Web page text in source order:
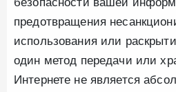
предотвращения
использования или
один метод передачи или
Интернете не является